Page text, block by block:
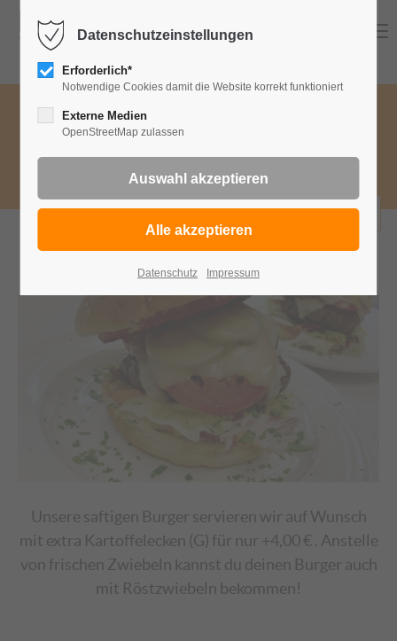
Speisekategorie wählen
Burgerbestellen
Unsere saftigen Burger servieren wir auf Wunsch
mit extra Kartoffelecken (G) für nur +4,00 € . Anstelle
von frischen Zwiebeln kannst du deinen Burger auch
mit Röstzwiebeln bekommen!
Datenschutzeinstellungen
Erforderlich*
Notwendige Cookies damit die Website korrekt funktioniert
Externe Medien
OpenStreetMap zulassen
Datenschutz Impressum